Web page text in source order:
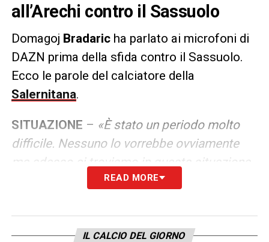
all’Arechi contro il Sassuolo
Domagoj Bradaric ha parlato ai microfoni di
DAZN prima della sfida contro il Sassuolo.
Ecco le parole del calciatore della
Salernitana.
SITUAZIONE – «È stato un periodo molto
difficile. Nessuno lo vorrebbe ovviamente
ma adesso ci troviamo in questa situazione
e dobbiamo provare a dare il meglio di noi
stagione».
READ MORE
IL CALCIO DEL GIORNO